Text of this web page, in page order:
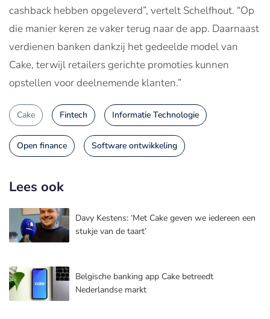
cashback hebben opgeleverd”, vertelt Schelfhout. “Op
die manier keren ze vaker terug naar de app. Daarnaast
verdienen banken dankzij het gedeelde model van
Cake, terwijl retailers gerichte promoties kunnen
opstellen voor deelnemende klanten.”
Cake Fintech Informatie Technologie
Open finance Software ontwikkeling
Lees ook
Davy Kestens: ‘Met Cake geven we iedereen een
stukje van de taart’
Belgische banking app Cake betreedt
Nederlandse markt